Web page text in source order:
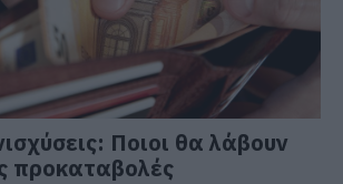
Ποιοι θα λάβουν
προκαταβολές